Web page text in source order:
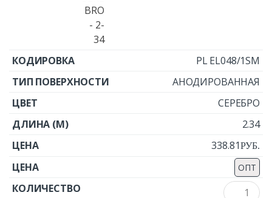
PL EL048/1SM
АНОДИРОВАННАЯ
СЕРЕБРО
2.34
338.81РУБ.
ОПТ